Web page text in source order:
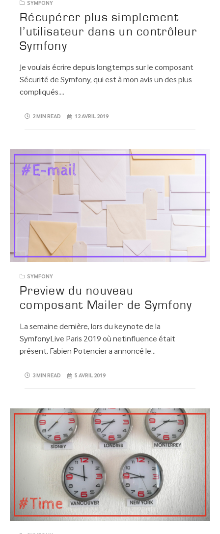
SYMFONY
Récupérer plus simplement
l’utilisateur dans un contrôleur
Symfony
Je voulais écrire depuis longtemps sur le composant
Sécurité de Symfony, qui est à mon avis un des plus
compliqués….
2 MIN READ 12 AVRIL 2019
SYMFONY
Preview du nouveau
composant Mailer de Symfony
La semaine dernière, lors du keynote de la
SymfonyLive Paris 2019 où netinfluence était
présent, Fabien Potencier a annoncé le…
3 MIN READ 5 AVRIL 2019